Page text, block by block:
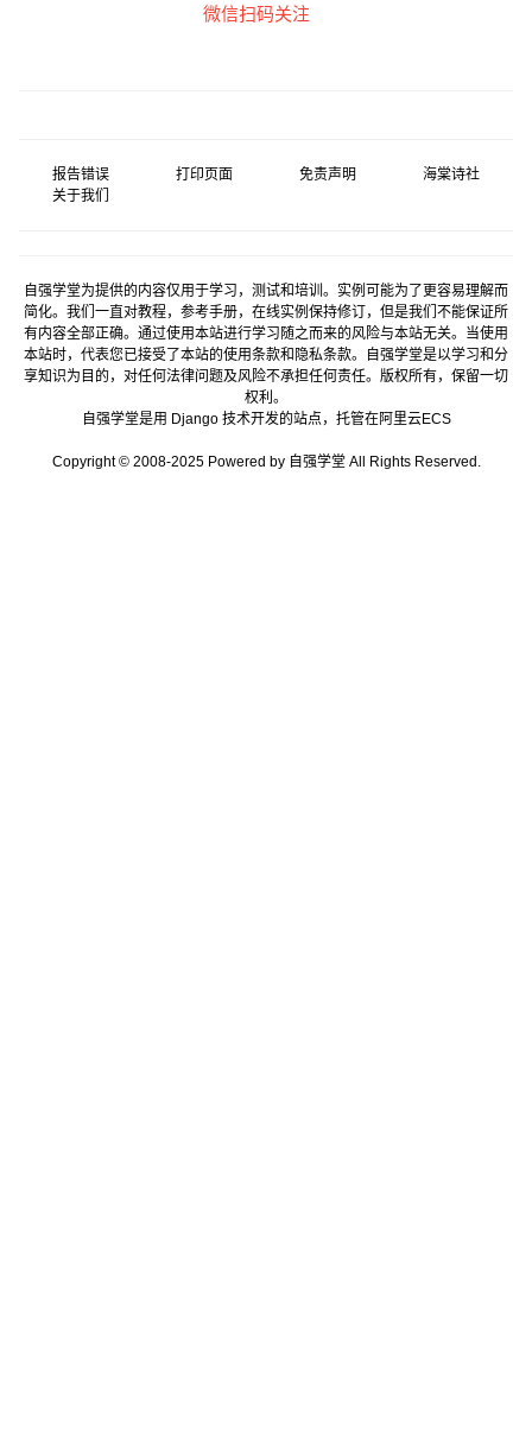
微信扫码关注
报告错误 打印页面 免责声明
海棠诗社
关于我们
自强学堂为提供的内容仅用于学习，测试和培训。实例可能为了更容易理解而
简化。我们一直对教程，参考手册，在线实例保持修订，但是我们不能保证所
有内容全部正确。通过使用本站进行学习随之而来的风险与本站无关。当使用
本站时，代表您已接受了本站的使用条款和隐私条款。自强学堂是以学习和分
享知识为目的，对任何法律问题及风险不承担任何责任。版权所有，保留一切
权利。
自强学堂是用 Django技术开发的站点，托管在阿里云ECS
Copyright © 2008-2025 Powered by 自强学堂 All Rights Reserved.